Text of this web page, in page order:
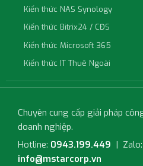
Kiến thức NAS Synology
Kiến thức Bitrix24 / CĐS
Kiến thức Microsoft 365
Kiến thức IT Thuê Ngoài
Chuyên cung cấp giải pháp
doanh nghiệp.
Hotline: 0943.199.449 | Zalo:
info@mstarcorp.vn